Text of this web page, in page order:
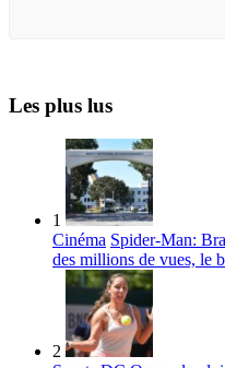
Les plus lus
1
Cinéma Spider-Man:
des millions de vues, le
2